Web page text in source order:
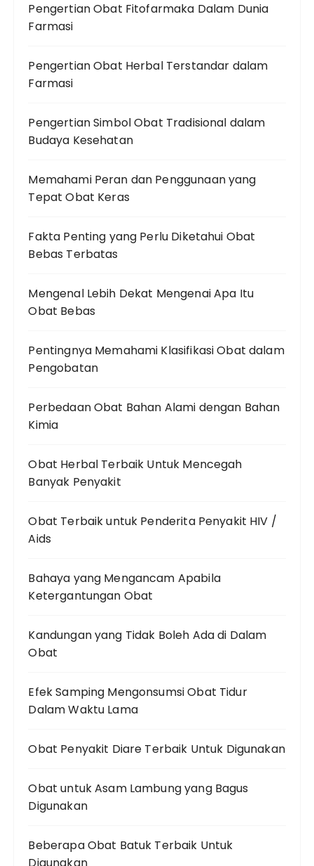
Pengertian Obat Fitofarmaka Dalam Dunia
Farmasi
Pengertian Obat Herbal Terstandar dalam
Farmasi
Pengertian Simbol Obat Tradisional dalam
Budaya Kesehatan
Memahami Peran dan Penggunaan yang
Tepat Obat Keras
Fakta Penting yang Perlu Diketahui Obat
Bebas Terbatas
Mengenal Lebih Dekat Mengenai Apa Itu
Obat Bebas
Pentingnya Memahami Klasifikasi Obat dalam
Pengobatan
Perbedaan Obat Bahan Alami dengan Bahan
Kimia
Obat Herbal Terbaik Untuk Mencegah
Banyak Penyakit
Obat Terbaik untuk Penderita Penyakit HIV /
Aids
Bahaya yang Mengancam Apabila
Ketergantungan Obat
Kandungan yang Tidak Boleh Ada di Dalam
Obat
Efek Samping Mengonsumsi Obat Tidur
Dalam Waktu Lama
Obat Penyakit Diare Terbaik Untuk Digunakan
Obat untuk Asam Lambung yang Bagus
Digunakan
Beberapa Obat Batuk Terbaik Untuk